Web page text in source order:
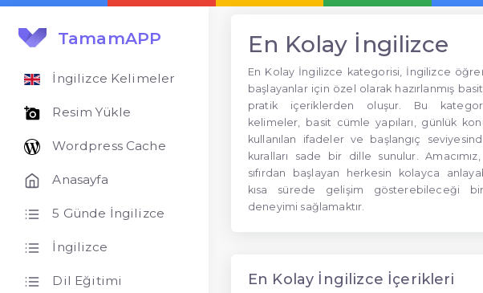
TamamAPP
İngilizce Kelimeler
Resim Yükle
Wordpress Cache
Anasayfa
5 Günde İngilizce
İngilizce
Dil Eğitimi
En Kolay İngilizce
En Kolay İngilizce kategorisi, İngilizce
başlayanlar için özel olarak hazırlanmış
pratik içeriklerden oluşur. Bu
kelimeler, basit cümle yapıları, günlük
kullanılan ifadeler ve başlangıç
kuralları sade bir dille sunulur.
sıfırdan başlayan herkesin kolayca
kısa sürede gelişim gösterebileceği
deneyimi sağlamaktır.
En Kolay İngilizce İçerikleri